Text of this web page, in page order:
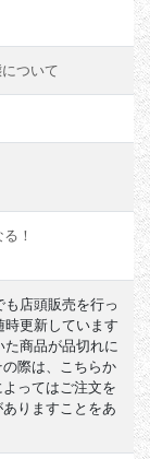
ついて
！
も店頭販売を行っ
時更新しています
商品が品切れに
際は、こちらか
ってはご注文を
りますことをあ